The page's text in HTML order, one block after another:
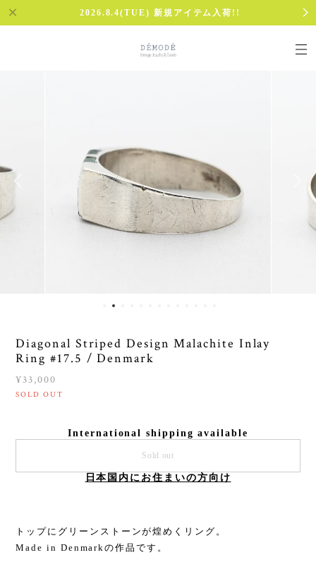
2026.8.4(TUE) 新規アイテム入荷!!
Diagonal Striped Design Malachite Inlay
Ring #17.5 / Denmark
¥33,000
SOLD OUT
International shipping available
Sold out
日本国内にお住まいの方向け
トップにグリーンストーンが煌めくリング。
Made in Denmarkの作品です。